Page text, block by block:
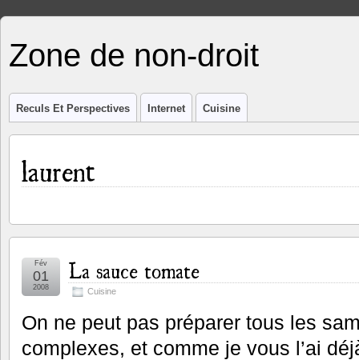
Zone de non-droit
Reculs Et Perspectives Internet Cuisine
laurent
La sauce tomate
Cuisine
Fév
01
2008
On ne peut pas préparer tous les
complexes, et comme je vous l’ai